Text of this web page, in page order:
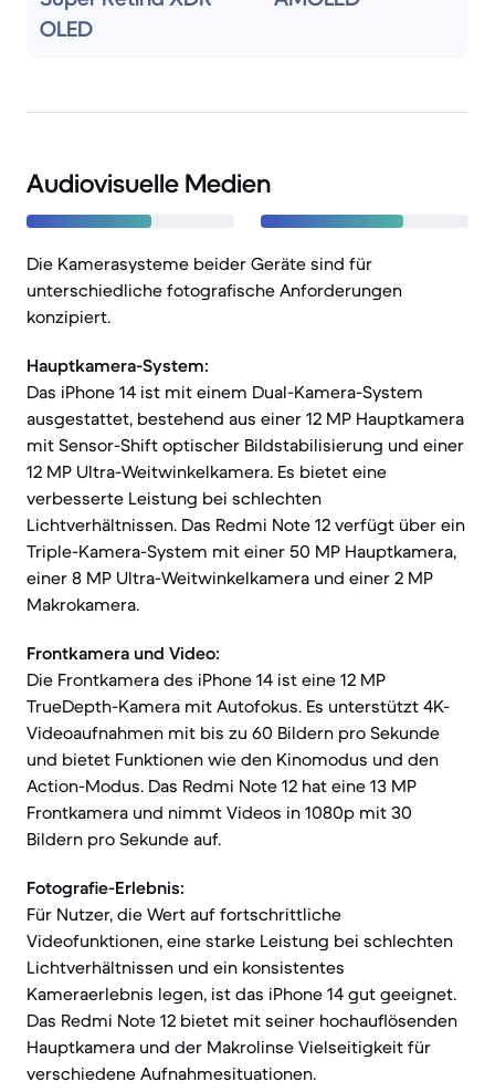
OLED
Audiovisuelle Medien
Die Kamerasysteme beider Geräte sind für
unterschiedliche fotografische Anforderungen
konzipiert.
Hauptkamera-System:
Das iPhone 14 ist mit einem Dual-Kamera-System
ausgestattet, bestehend aus einer 12 MP Hauptkamera
mit Sensor-Shift optischer Bildstabilisierung und einer
12 MP Ultra-Weitwinkelkamera. Es bietet eine
verbesserte Leistung bei schlechten
Lichtverhältnissen. Das Redmi Note 12 verfügt über ein
Triple-Kamera-System mit einer 50 MP Hauptkamera,
einer 8 MP Ultra-Weitwinkelkamera und einer 2 MP
Makrokamera.
Frontkamera und Video:
Die Frontkamera des iPhone 14 ist eine 12 MP
TrueDepth-Kamera mit Autofokus. Es unterstützt 4K-
Videoaufnahmen mit bis zu 60 Bildern pro Sekunde
und bietet Funktionen wie den Kinomodus und den
Action-Modus. Das Redmi Note 12 hat eine 13 MP
Frontkamera und nimmt Videos in 1080p mit 30
Bildern pro Sekunde auf.
Fotografie-Erlebnis:
Für Nutzer, die Wert auf fortschrittliche
Videofunktionen, eine starke Leistung bei schlechten
Lichtverhältnissen und ein konsistentes
Kameraerlebnis legen, ist das iPhone 14 gut geeignet.
Das Redmi Note 12 bietet mit seiner hochauflösenden
Hauptkamera und der Makrolinse Vielseitigkeit für
verschiedene Aufnahmesituationen.